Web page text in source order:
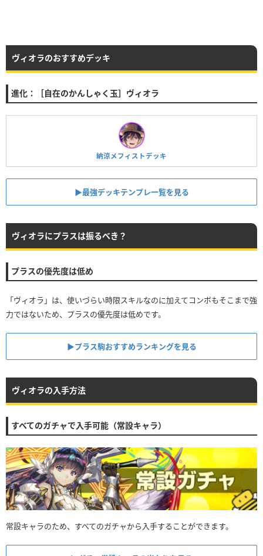
ヴィオラのおすすめデッキ
進化：［自在のかんしゃく玉］ヴィオラ
納涼メフィストデッキ
▶︎最強デッキテンプレ一覧を見る
ヴィオラにプラスは振るべき？
プラスの優先度は低め
「ヴィオラ」は、使いづらい時限スキルなのに加えてコンボもそこまで強
力ではないため、プラスの優先度は低めです。
▶︎プラス駒おすすめランキングを見る
ヴィオラの入手方法
すべてのガチャで入手可能（常設キャラ）
常設キャラのため、すべてのガチャから入手することができます。